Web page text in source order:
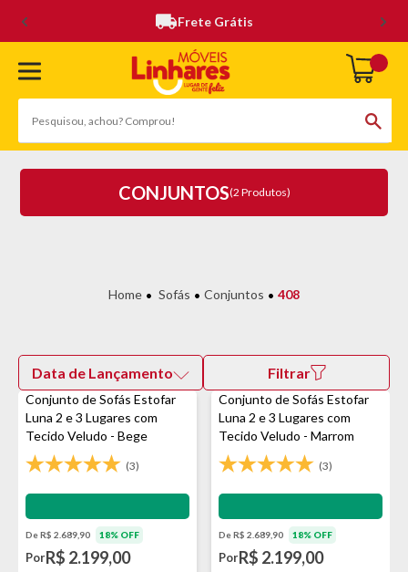
Frete Grátis
CONJUNTOS(2 Produtos)
Sofás Conjuntos 408
Data de Lançamento Filtrar
Conjunto de Sofás Estofar
Luna 2 e 3 Lugares com
Tecido Veludo - Bege
(3)
Impermeabilização - VEDA
De R$ 2.689,90 18% OFF
PorR$ 2.199,00
Conjunto de Sofás Estofar
Luna 2 e 3 Lugares com
Tecido Veludo - Marrom
escuro
(3)
Impermeabilização - VEDA
De R$ 2.689,90 18% OFF
PorR$ 2.199,00